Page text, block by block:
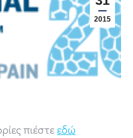
2015
πιέστεεδώ